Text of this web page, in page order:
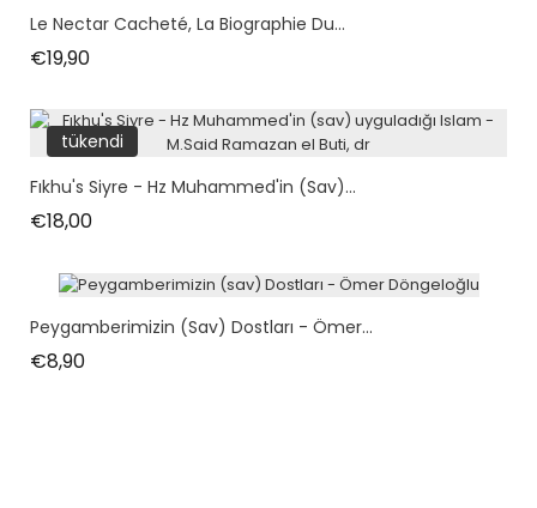
Le Nectar Cacheté, La Biographie Du...
€19,90Fiyat
tükendi
Fıkhu's Siyre - Hz Muhammed'in (sav)...
€18,00Fiyat
Peygamberimizin (sav) Dostları - Ömer...
€8,90Fiyat